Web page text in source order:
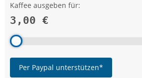
Kaffee ausgeben für:
3,00 €
Per Paypal unterstützen*